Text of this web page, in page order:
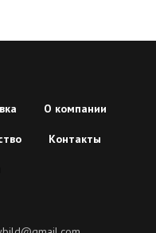
О компании
Контакты